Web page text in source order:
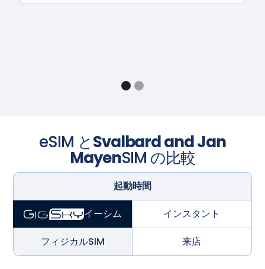
eSIM とSvalbard and Jan
MayenSIM の比較
起動時間
イーシム インスタント
フィジカルSIM 来店